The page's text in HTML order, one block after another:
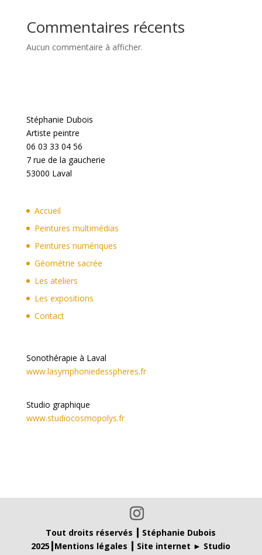
Commentaires récents
Aucun commentaire à afficher.
Stéphanie Dubois
Artiste peintre
06 03 33 04 56
7 rue de la gaucherie
53000 Laval
Accueil
Peintures multimédias
Peintures numériques
Géométrie sacrée
Les ateliers
Les expositions
Contact
Sonothérapie à Laval
www.lasymphoniedesspheres.fr
Studio graphique
www.studiocosmopolys.fr
Tout droits réservés ┃ Stéphanie Dubois
2025┃ Mentions légales
Site internet ► Studio